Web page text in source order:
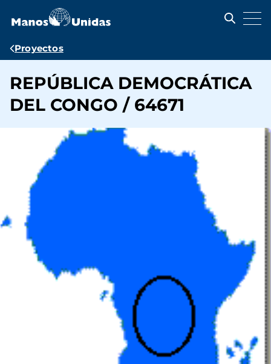
contenido
Ruta
navegación
Proyectos
REPÚBLICA DEMOCRÁTICA
DEL CONGO / 64671